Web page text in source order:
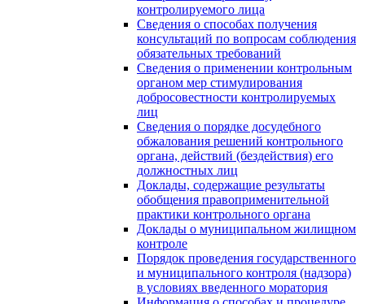
контролируемого лица
Сведения о способах получения
консультаций по вопросам соблюдения
обязательных требований
Сведения о применении контрольным
органом мер стимулирования
добросовестности контролируемых
лиц
Сведения о порядке досудебного
обжалования решений контрольного
органа, действий (бездействия) его
должностных лиц
Доклады, содержащие результаты
обобщения правоприменительной
практики контрольного органа
Доклады о муниципальном жилищном
контроле
Порядок проведения государственного
и муниципального контроля (надзора)
в условиях введенного моратория